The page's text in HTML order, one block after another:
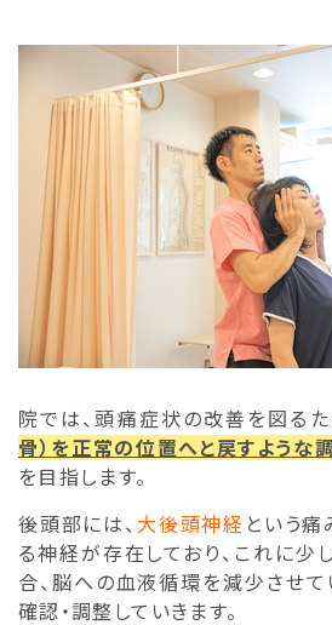
院では、頭痛症状の改善を図るた
骨）を正常の位置へと戻すような
を目指します。
後頭部には、 大後頭神経 という
る神経が存在しており、これに少
合、脳への血液循環を減少させて
確認・調整していきます。